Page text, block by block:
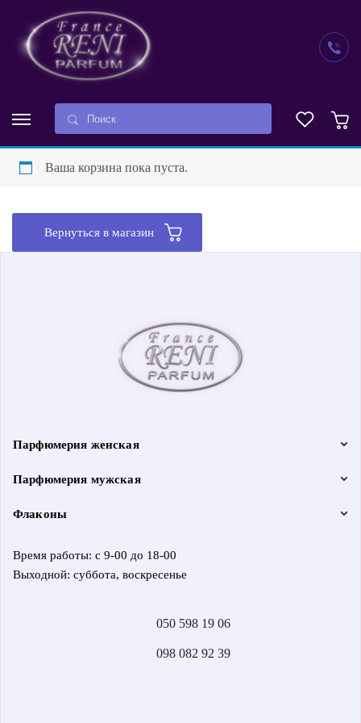
Ваша корзина пока пуста.
Вернуться в магазин
Парфюмерия женская
Парфюмерия мужская
Флаконы
Время работы: с 9-00 до 18-00
Выходной: суббота, воскресенье
050 598 19 06
098 082 92 39